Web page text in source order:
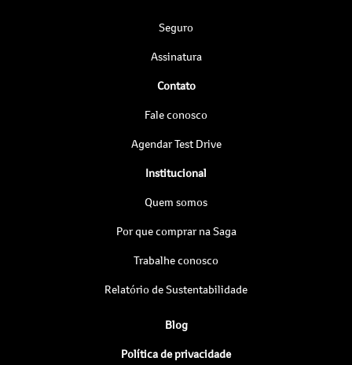
Seguro
Assinatura
Contato
Fale conosco
Agendar Test Drive
Institucional
Quem somos
Por que comprar na Saga
Trabalhe conosco
Relatório de Sustentabilidade
Blog
Política de privacidade